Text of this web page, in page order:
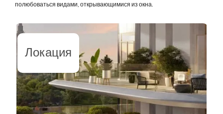
полюбоваться видами, открывающимися из окна.
Локация